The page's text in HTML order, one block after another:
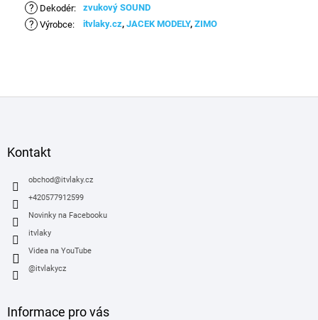
? Dekodér: zvukový SOUND
? Výrobce: itvlaky.cz, JACEK MODELY, ZIMO
Kontakt
obchod@itvlaky.cz
+420577912599
Novinky na Facebooku
itvlaky
Videa na YouTube
@itvlakycz
Informace pro vás